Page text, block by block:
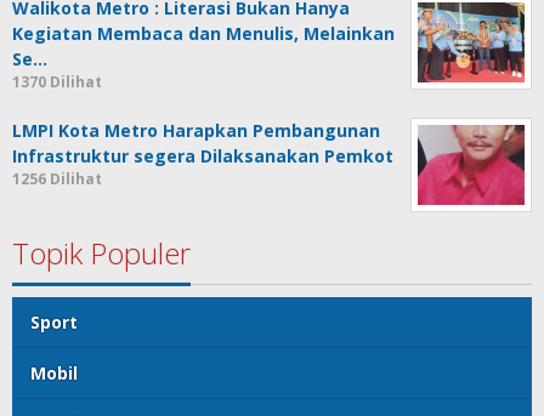
Walikota Metro : Literasi Bukan Hanya
Kegiatan Membaca dan Menulis, Melainkan
Se…
1370 Dilihat
LMPI Kota Metro Harapkan Pembangunan
Infrastruktur segera Dilaksanakan Pemkot
1256 Dilihat
Topik Populer
Sport
Mobil